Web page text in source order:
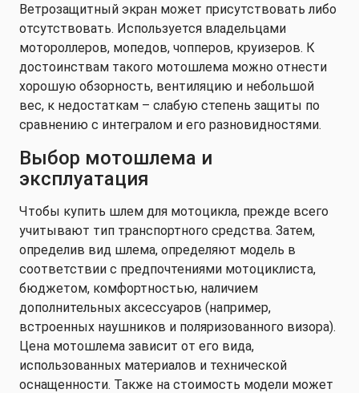
Ветрозащитный экран может присутствовать либо
отсутствовать. Используется владельцами
мотороллеров, мопедов, чопперов, круизеров. К
достоинствам такого мотошлема можно отнести
хорошую обзорность, вентиляцию и небольшой
вес, к недостаткам – слабую степень защиты по
сравнению с интегралом и его разновидностями.
Выбор мотошлема и
эксплуатация
Чтобы купить шлем для мотоцикла, прежде всего
учитывают тип транспортного средства. Затем,
определив вид шлема, определяют модель в
соответствии с предпочтениями мотоциклиста,
бюджетом, комфортностью, наличием
дополнительных аксессуаров (например,
встроенных наушников и поляризованного визора).
Цена мотошлема зависит от его вида,
использованных материалов и технической
оснащенности. Также на стоимость модели может